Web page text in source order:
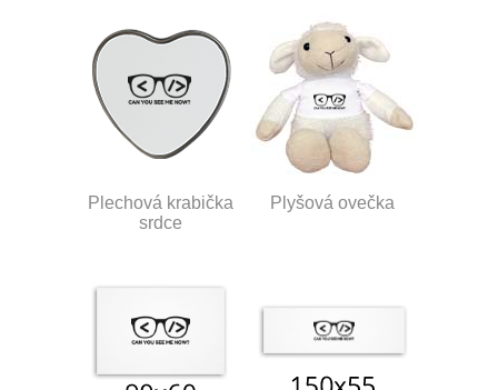
Plechová krabička
srdce
Plyšová ovečka